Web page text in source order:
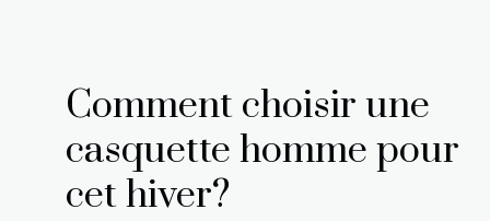
Comment choisir une
casquette homme pour
cet hiver?